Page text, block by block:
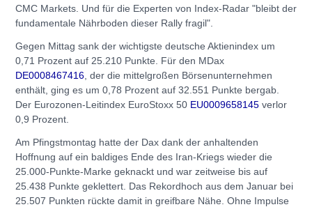
CMC Markets. Und für die Experten von Index-Radar "bleibt der
fundamentale Nährboden dieser Rally fragil".
Gegen Mittag sank der wichtigste deutsche Aktienindex um
0,71 Prozent auf 25.210 Punkte. Für den MDax
DE0008467416 , der die mittelgroßen Börsenunternehmen
enthält, ging es um 0,78 Prozent auf 32.551 Punkte bergab.
Der Eurozonen-Leitindex EuroStoxx 50 EU0009658145 verlor
0,9 Prozent.
Am Pfingstmontag hatte der Dax dank der anhaltenden
Hoffnung auf ein baldiges Ende des Iran-Kriegs wieder die
25.000-Punkte-Marke geknackt und war zeitweise bis auf
25.438 Punkte geklettert. Das Rekordhoch aus dem Januar bei
25.507 Punkten rückte damit in greifbare Nähe. Ohne Impulse